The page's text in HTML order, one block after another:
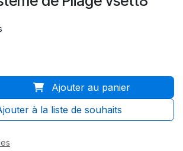
Ajouter au panier
à la liste de souhaits